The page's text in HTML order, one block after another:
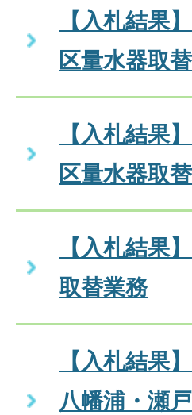
【入札結
区量水器取
【入札結果
区量水器取
【入札結果
取替業務
【入札結果
八幡浦・瀬